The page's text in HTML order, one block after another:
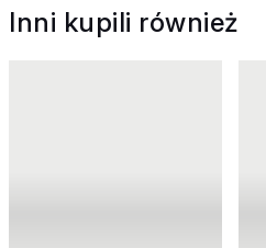
Inni kupili również